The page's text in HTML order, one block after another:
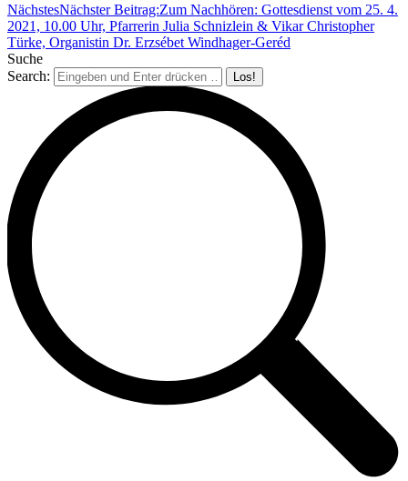
NächstesNächster Beitrag:Zum Nachhören: Gottesdienst vom 25. 4.
2021, 10.00 Uhr, Pfarrerin Julia Schnizlein & Vikar Christopher
Türke, Organistin Dr. Erzsébet Windhager-Geréd
Suche
Search: